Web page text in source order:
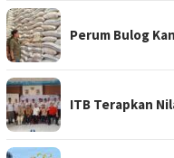
Perum Bulog
ITB Terapkan